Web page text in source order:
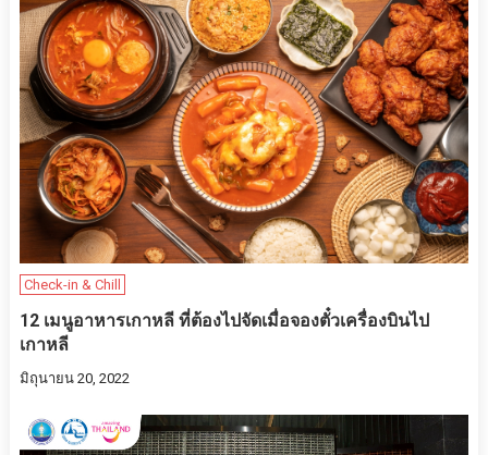
Check-in & Chill
12 เมนูอาหารเกาหลี ที่ต้องไปจัดเมื่อจองตั๋วเครื่องบินไป
เกาหลี
มิถุนายน 20, 2022